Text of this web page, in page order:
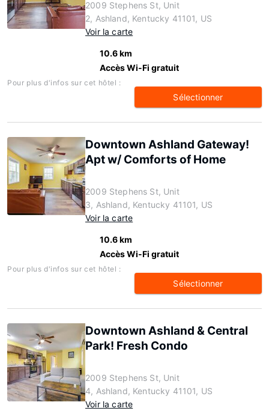
2009 Stephens St, Unit
2, Ashland, Kentucky 41101, US
Voir la carte
10.6 km
Accès Wi-Fi gratuit
Pour plus d'infos sur cet hôtel :
Sélectionner
Downtown Ashland Gateway!
Apt w/ Comforts of Home
2009 Stephens St, Unit
3, Ashland, Kentucky 41101, US
Voir la carte
10.6 km
Accès Wi-Fi gratuit
Pour plus d'infos sur cet hôtel :
Sélectionner
Downtown Ashland & Central
Park! Fresh Condo
2009 Stephens St, Unit
4, Ashland, Kentucky 41101, US
Voir la carte